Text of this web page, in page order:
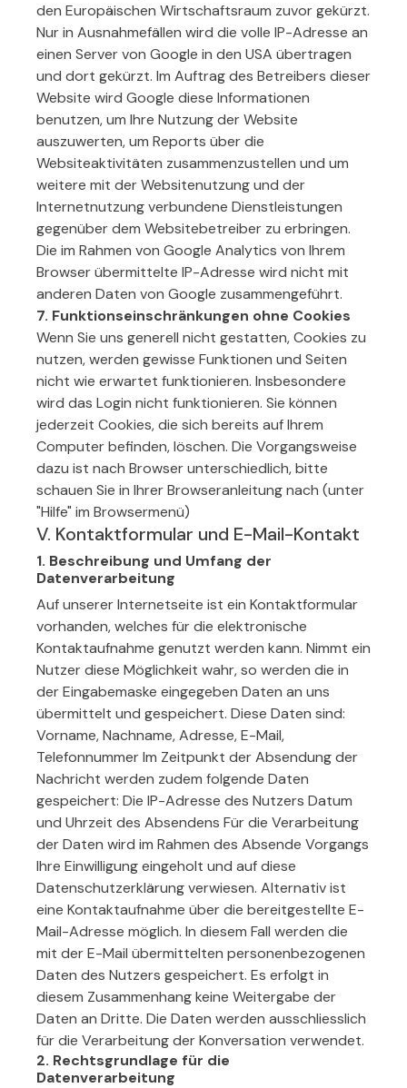
den Europäischen Wirtschaftsraum zuvor gekürzt.
Nur in Ausnahmefällen wird die volle IP-Adresse an
einen Server von Google in den USA übertragen
und dort gekürzt. Im Auftrag des Betreibers dieser
Website wird Google diese Informationen
benutzen, um Ihre Nutzung der Website
auszuwerten, um Reports über die
Websiteaktivitäten zusammenzustellen und um
weitere mit der Websitenutzung und der
Internetnutzung verbundene Dienstleistungen
gegenüber dem Websitebetreiber zu erbringen.
Die im Rahmen von Google Analytics von Ihrem
Browser übermittelte IP-Adresse wird nicht mit
anderen Daten von Google zusammengeführt.
7. Funktionseinschränkungen ohne Cookies
Wenn Sie uns generell nicht gestatten, Cookies zu
nutzen, werden gewisse Funktionen und Seiten
nicht wie erwartet funktionieren. Insbesondere
wird das Login nicht funktionieren. Sie können
jederzeit Cookies, die sich bereits auf Ihrem
Computer befinden, löschen. Die Vorgangsweise
dazu ist nach Browser unterschiedlich, bitte
schauen Sie in Ihrer Browseranleitung nach (unter
"Hilfe" im Browsermenü)
V. Kontaktformular und E-Mail-Kontakt
1. Beschreibung und Umfang der
Datenverarbeitung
Auf unserer Internetseite ist ein Kontaktformular
vorhanden, welches für die elektronische
Kontaktaufnahme genutzt werden kann. Nimmt ein
Nutzer diese Möglichkeit wahr, so werden die in
der Eingabemaske eingegeben Daten an uns
übermittelt und gespeichert. Diese Daten sind:
Vorname, Nachname, Adresse, E-Mail,
Telefonnummer Im Zeitpunkt der Absendung der
Nachricht werden zudem folgende Daten
gespeichert: Die IP-Adresse des Nutzers Datum
und Uhrzeit des Absendens Für die Verarbeitung
der Daten wird im Rahmen des Absende Vorgangs
Ihre Einwilligung eingeholt und auf diese
Datenschutzerklärung verwiesen. Alternativ ist
eine Kontaktaufnahme über die bereitgestellte E-
Mail-Adresse möglich. In diesem Fall werden die
mit der E-Mail übermittelten personenbezogenen
Daten des Nutzers gespeichert. Es erfolgt in
diesem Zusammenhang keine Weitergabe der
Daten an Dritte. Die Daten werden ausschliesslich
für die Verarbeitung der Konversation verwendet.
2. Rechtsgrundlage für die
Datenverarbeitung